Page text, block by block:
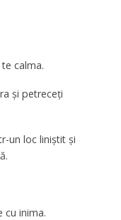
calma.
și petreceți
un loc liniștit și
cu inima.